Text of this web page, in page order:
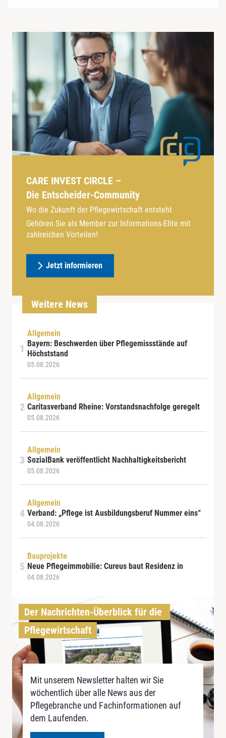
CARE INVEST CIRCLE –
Die Entscheider-Community
Wo die Zukunft der Pflegewirtschaft entsteht
Gehören Sie als Member zur Informations-Elite mit
zahlreichen Vorteilen!
Jetzt informieren
Weitere News
Allgemein
Bayern: Beschwerden über Pflegemissstände auf
Höchststand
05.08.2026
Allgemein
Caritasverband Rheine: Vorstandsnachfolge geregelt
05.08.2026
Allgemein
SozialBank veröffentlicht Nachhaltigkeitsbericht
05.08.2026
Allgemein
Verband: „Pflege ist Ausbildungsberuf Nummer eins“
04.08.2026
Bauprojekte
Neue Pflegeimmobilie: Cureus baut Residenz in
04.08.2026
Der Nachrichten-Überblick für die
Pflegewirtschaft
Mit unserem Newsletter halten wir Sie
wöchentlich über alle News aus der
Pflegebranche und Fachinformationen auf
dem Laufenden.